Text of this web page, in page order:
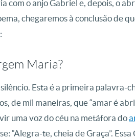
com o anjo Gabriel e, depois, o
chegaremos à conclusão de
Maria?
Esta é a primeira palavra-
de mil maneiras, que “amar é
uma voz do céu na metáfora do
“Alegra-te, cheia de Graça”.